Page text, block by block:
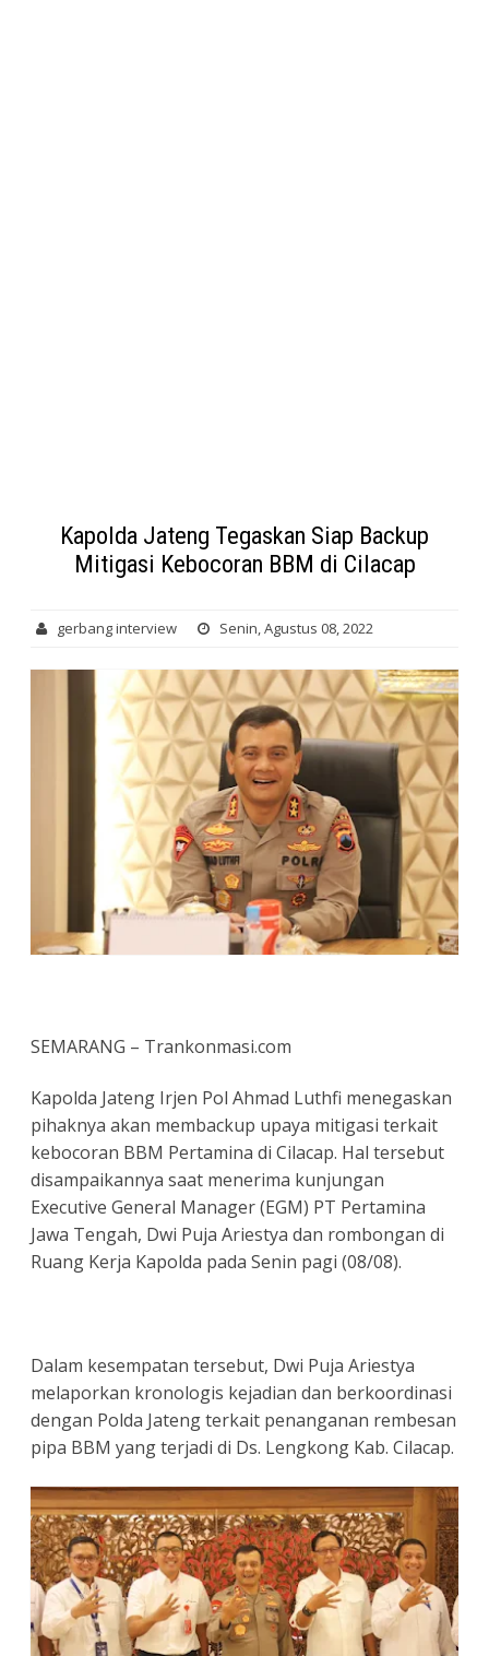
Kapolda Jateng Tegaskan Siap Backup
Mitigasi Kebocoran BBM di Cilacap
gerbang interview Senin, Agustus 08, 2022
SEMARANG – Trankonmasi.com
Kapolda Jateng Irjen Pol Ahmad Luthfi menegaskan
pihaknya akan membackup upaya mitigasi terkait
kebocoran BBM Pertamina di Cilacap. Hal tersebut
disampaikannya saat menerima kunjungan
Executive General Manager (EGM) PT Pertamina
Jawa Tengah, Dwi Puja Ariestya dan rombongan di
Ruang Kerja Kapolda pada Senin pagi (08/08).
Dalam kesempatan tersebut, Dwi Puja Ariestya
melaporkan kronologis kejadian dan berkoordinasi
dengan Polda Jateng terkait penanganan rembesan
pipa BBM yang terjadi di Ds. Lengkong Kab. Cilacap.